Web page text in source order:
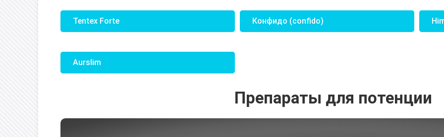
Tentex Forte Конфидо (confido)
Aurslim
Препараты для потенции